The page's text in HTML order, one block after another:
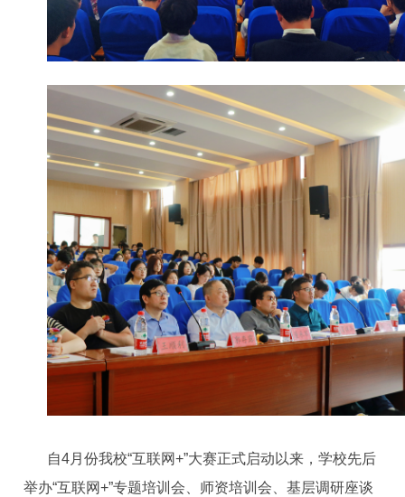
自4月份我校“互联网+”大赛正式启动以来，学校先后
举办“互联网+”专题培训会、师资培训会、基层调研座谈